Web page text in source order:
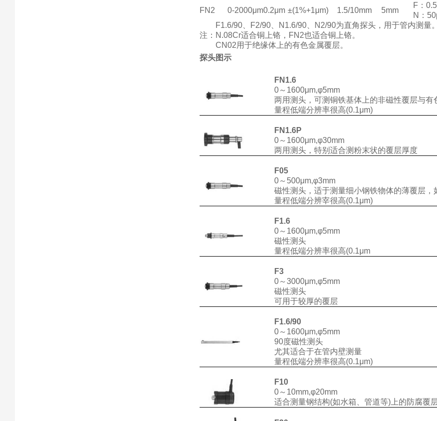
FN2 0-2000μm0.2μm ±(1%+1μm) 1.5/10mm 5mm
F：
N：
注：
F1.6/90、F2/90、N1.6/90、N2/90为直角探头，用于管内测量。
N.08Cr适合铜上铬，FN2也适合铜上铬。
CN02用于绝缘体上的有色金属覆层。
探头图示
FN1.6
0～1600μm,φ5mm
两用测头，可测铜铁基体上的非磁性覆层与有
量程低端分辨率很高(0.1μm)
FN1.6P
0～1600μm,φ30mm
两用测头，特别适合测粉末状的覆层厚度
F05
0～500μm,φ3mm
磁性测头，适于测量细小钢铁物体的薄覆层，
量程低端分辨宰很高(0.1μm)
F1.6
0～1600μm,φ5mm
磁性测头
量程低端分辨率很高(0.1μm
F3
0～3000μm,φ5mm
磁性测头
可用于较厚的覆层
F1.6/90
0～1600μm,φ5mm
90度磁性测头
尤其适合于在管内壁测量
量程低端分辨率很高(0.1μm)
F10
0～10mm,φ20mm
适合测量钢结构(如水箱、管道等)上的防腐覆